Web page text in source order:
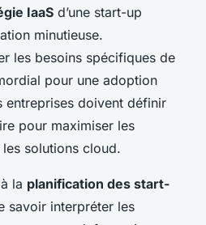
IaaS d’une start-up
minutieuse.
les besoins spécifiques de
pour une adoption
entreprises doivent définir
pour maximiser les
solutions cloud.
la planification des start-
savoir interpréter les